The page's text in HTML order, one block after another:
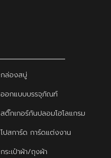
กล่องสบู่
ออกแบบบรรจุภัณฑ์
สติ๊กเกอร์กันปลอมโฮโลแกรม
โปสการ์ด การ์ดแต่งงาน
กระเป๋าผ้า/ถุงผ้า